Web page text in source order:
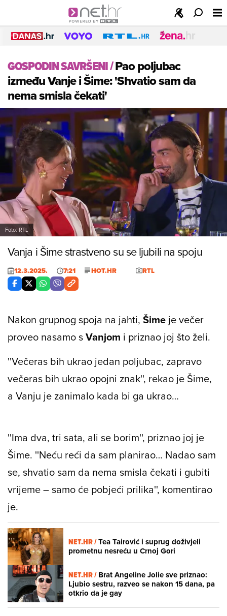
GOSPODIN SAVRŠENI/Pao poljubac
između Vanje i Šime: 'Shvatio sam da
nema smisla čekati'
Foto: RTL
Vanja i Šime strastveno su se ljubili na spoju
12.3.2025. 7:21 HOT.HR RTL
Nakon grupnog spoja na jahti, Šime je večer
proveo nasamo sVanjom i priznao joj što želi.
''Večeras bih ukrao jedan poljubac, zapravo
večeras bih ukrao opojni znak'', rekao je Šime,
a Vanju je zanimalo kada bi ga ukrao…
''Ima dva, tri sata, ali se borim'', priznao joj je
Šime. ''Neću reći da sam planirao… Nadao sam
se, shvatio sam da nema smisla čekati i gubiti
vrijeme – samo će pobjeći prilika'', komentirao
je.
NET.HR /Tea Tairović i suprug doživjeli
prometnu nesreću u Crnoj Gori
NET.HR /Brat Angeline Jolie sve priznao:
Ljubio sestru, razveo se nakon 15 dana, pa
otkrio da je gay